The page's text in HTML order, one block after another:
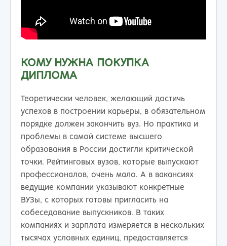
КОМУ НУЖНА ПОКУПКА
ДИПЛОМА
Теоретически человек, желающий достичь
успехов в построении карьеры, в обязательном
порядке должен закончить вуз. Но практика и
проблемы в самой системе высшего
образования в России достигли критической
точки. Рейтинговых вузов, которые выпускают
профессионалов, очень мало. А в вакансиях
ведущие компании указывают конкретные
ВУЗы, с которых готовы пригласить на
собеседование выпускников. В таких
компаниях и зарплата измеряется в нескольких
тысячах условных единиц, предоставляется